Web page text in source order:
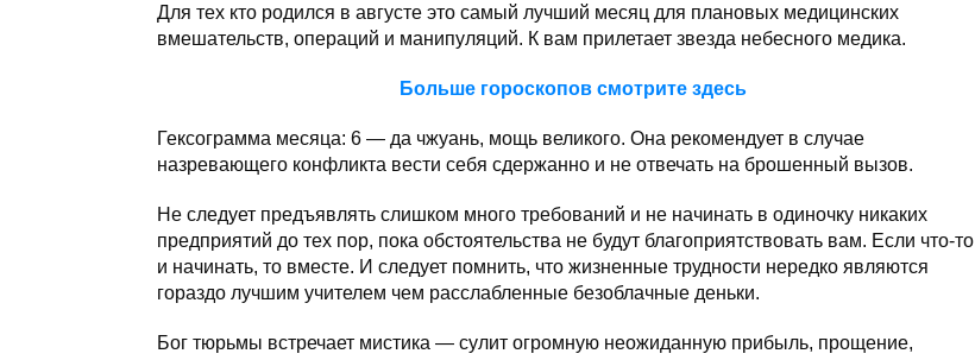
Для тех кто родился в августе это самый лучший месяц для плановых медицинских
вмешательств, операций и манипуляций. К вам прилетает звезда небесного медика.
Больше гороскопов смотрите здесь
Гексограмма месяца: 6 — да чжуань, мощь великого. Она рекомендует в случае
назревающего конфликта вести себя сдержанно и не отвечать на брошенный вызов.
Не следует предъявлять слишком много требований и не начинать в одиночку никаких
предприятий до тех пор, пока обстоятельства не будут благоприятствовать вам. Если что-то
и начинать, то вместе. И следует помнить, что жизненные трудности нередко являются
гораздо лучшим учителем чем расслабленные безоблачные деньки.
Бог тюрьмы встречает мистика — сулит огромную неожиданную прибыль, прощение,